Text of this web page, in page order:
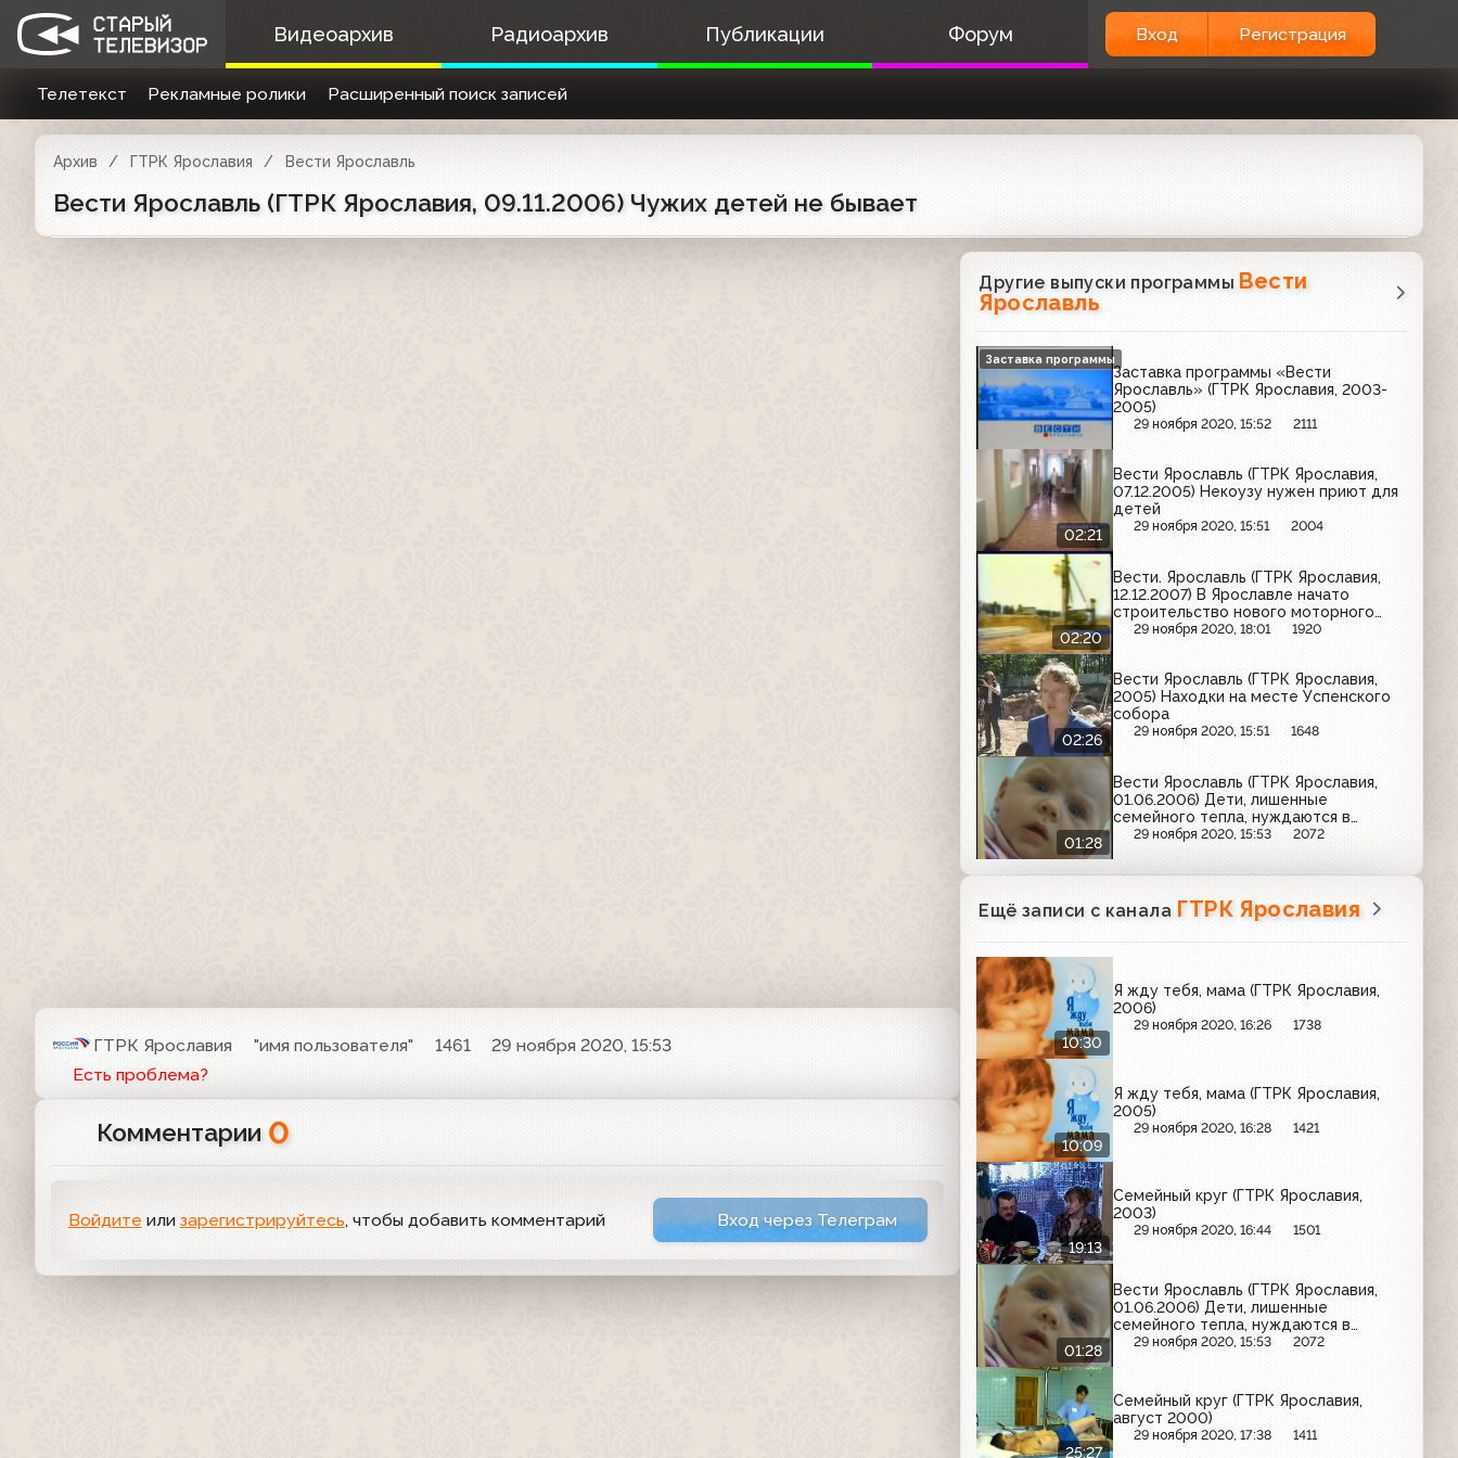
Видеоархив Радиоархив Публикации Форум Вход Регистрация
Телетекст Рекламные ролики Расширенный поиск записей
Архив ГТРК Ярославия Вести Ярославль
Вести Ярославль (ГТРК Ярославия, 09.11.2006) Чужих детей не бывает
ГТРК Ярославия "имя пользователя" 1461
29 ноября 2020, 15:53
Есть проблема?
Комментарии 0
Войдите или зарегистрируйтесь, чтобы добавить комментарий Вход через Телеграм
Другие выпуски программы Вести
Ярославль
Заставка программы «Вести
Ярославль» (ГТРК Ярославия, 2003-
2005)
29 ноября 2020, 15:52 2111
Заставка программы
02:21
Вести Ярославль (ГТРК Ярославия,
07.12.2005) Некоузу нужен приют для
детей
29 ноября 2020, 15:51 2004
02:20
Вести. Ярославль (ГТРК Ярославия,
12.12.2007) В Ярославле начато
строительство нового моторного
завода
29 ноября 2020, 18:01 1920
02:26
Вести Ярославль (ГТРК Ярославия,
2005) Находки на месте Успенского
собора
29 ноября 2020, 15:51 1648
01:28
Вести Ярославль (ГТРК Ярославия,
01.06.2006) Дети, лишенные
семейного тепла, нуждаются в
особой защите
29 ноября 2020, 15:53 2072
Ещё записи с канала ГТРК Ярославия
10:30
Я жду тебя, мама (ГТРК Ярославия,
2006)
29 ноября 2020, 16:26 1738
10:09
Я жду тебя, мама (ГТРК Ярославия,
2005)
29 ноября 2020, 16:28 1421
19:13
Семейный круг (ГТРК Ярославия,
2003)
29 ноября 2020, 16:44 1501
01:28
Вести Ярославль (ГТРК Ярославия,
01.06.2006) Дети, лишенные
семейного тепла, нуждаются в
особой защите
29 ноября 2020, 15:53 2072
25:27
Семейный круг (ГТРК Ярославия,
август 2000)
29 ноября 2020, 17:38 1411